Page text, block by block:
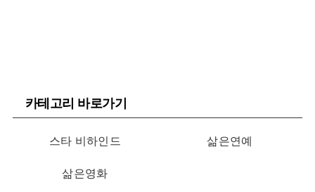
카테고리 바로가기
스타 비하인드 삶은연예
삶은영화